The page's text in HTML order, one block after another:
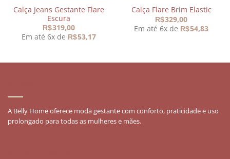
Calça Jeans Gestante Flare
Escura
R$319,00
Em até 6x de R$53,17
Calça Flare Brim Elastic
R$329,00
Em até 6x de R$54,83
A Belly Home oferece moda gestante com conforto, praticidade e uso
prolongado para todas as mulheres e mães.